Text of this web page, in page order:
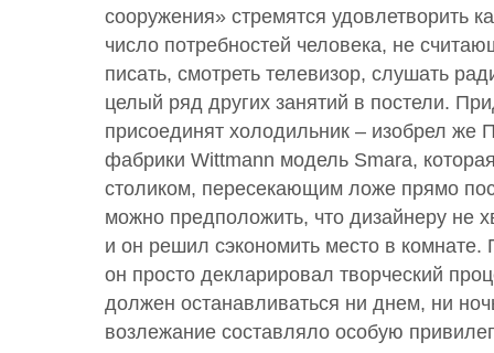
сооружения» стремятся удовлетворить
число потребностей человека, не
писать, смотреть телевизор, слушать
целый ряд других занятий в постели.
присоединят холодильник – изобрел же
фабрики Wittmann модель Smara,
столиком, пересекающим ложе прямо
можно предположить, что дизайнеру не
и он решил сэкономить место в комнате.
он просто декларировал творческий
должен останавливаться ни днем, ни
возлежание составляло особую